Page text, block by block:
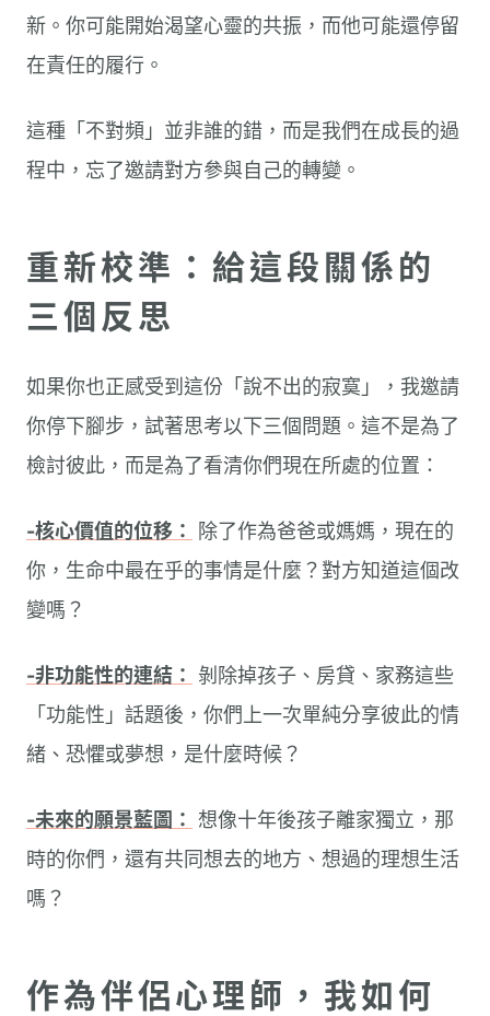
新。你可能開始渴望心靈的共振，而他可能還停留
在責任的履行。
這種「不對頻」並非誰的錯，而是我們在成長的過
程中，忘了邀請對方參與自己的轉變。
重新校準：給這段關係的
三個反思
如果你也正感受到這份「說不出的寂寞」，我邀請
你停下腳步，試著思考以下三個問題。這不是為了
檢討彼此，而是為了看清你們現在所處的位置：
-核心價值的位移：
除了作為爸爸或媽媽，現在的
你，生命中最在乎的事情是什麼？對方知道這個改
變嗎？
-非功能性的連結：
剝除掉孩子、房貸、家務這些
「功能性」話題後，你們上一次單純分享彼此的情
緒、恐懼或夢想，是什麼時候？
-未來的願景藍圖： 想像十年後孩子離家獨立，那
時的你們，還有共同想去的地方、想過的理想生活
嗎？
作為伴侶心理師，我如何